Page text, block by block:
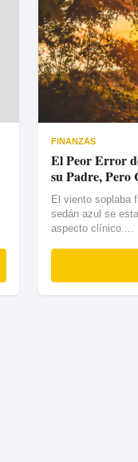
FINANZAS
El Peor Error
su Padre, Pero
El viento soplaba
sedán azul se
aspecto clínico....